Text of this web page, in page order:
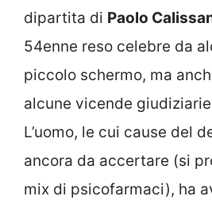
dipartita di Paolo
54enne reso celebre da
piccolo schermo, ma
alcune vicende
L’uomo, le cui cause del
ancora da accertare (si
mix di psicofarmaci), ha